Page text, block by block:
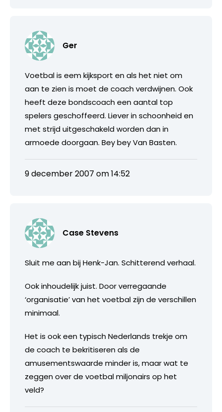
Ger
Voetbal is eem kijksport en als het niet om
aan te zien is moet de coach verdwijnen. Ook
heeft deze bondscoach een aantal top
spelers geschoffeerd. Liever in schoonheid en
met strijd uitgeschakeld worden dan in
armoede doorgaan. Bey bey Van Basten.
9 december 2007 om 14:52
Case Stevens
Sluit me aan bij Henk-Jan. Schitterend verhaal.
Ook inhoudelijk juist. Door verregaande
‘organisatie’ van het voetbal zijn de verschillen
minimaal.
Het is ook een typisch Nederlands trekje om
de coach te bekritiseren als de
amusementswaarde minder is, maar wat te
zeggen over de voetbal miljonairs op het
veld?